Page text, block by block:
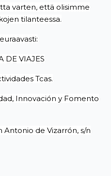
varten, että olisimme
tilanteessa.
DE VIAJES
Tcas.
Innovación y Fomento
Antonio de Vizarrón, s/n